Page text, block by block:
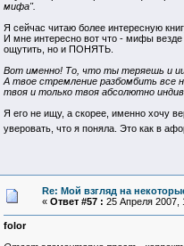
мифа".
Я сейчас читаю более интересную
И мне интересно вот что - мифы
ощутить, но и ПОНЯТЬ.
Вот именно! То, что ты теряешь и
А твое стремление разбомбить все
твоя и только твоя абсолютно
Я его не ищу, а скорее, именно хочу
уверовать, что я поняла. Это как в
Re: Мой взгляд на
« Ответ #57 : 25 Апреля 2007,
folor